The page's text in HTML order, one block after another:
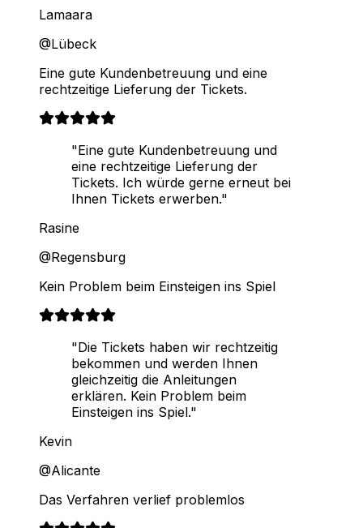
Lamaara
@Lübeck
Eine gute Kundenbetreuung und eine
rechtzeitige Lieferung der Tickets.
"Eine gute Kundenbetreuung und
eine rechtzeitige Lieferung der
Tickets. Ich würde gerne erneut bei
Ihnen Tickets erwerben."
Rasine
@Regensburg
Kein Problem beim Einsteigen ins Spiel
"Die Tickets haben wir rechtzeitig
bekommen und werden Ihnen
gleichzeitig die Anleitungen
erklären. Kein Problem beim
Einsteigen ins Spiel."
Kevin
@Alicante
Das Verfahren verlief problemlos